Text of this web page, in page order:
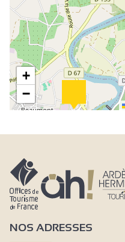
+
−
NOS ADRESSES